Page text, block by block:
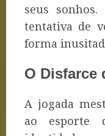
seus
tentativa de
forma
O Disfarce
A jogada
ao esporte